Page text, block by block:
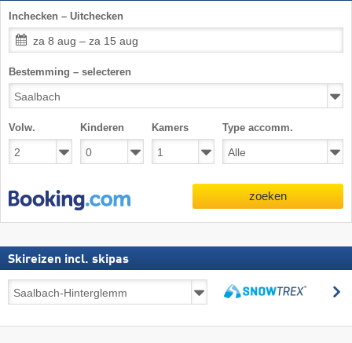
Inchecken – Uitchecken
za 8 aug – za 15 aug
Bestemming – selecteren
Volw. Kinderen Kamers Type accomm.
zoeken
Skireizen incl. skipas
incl.